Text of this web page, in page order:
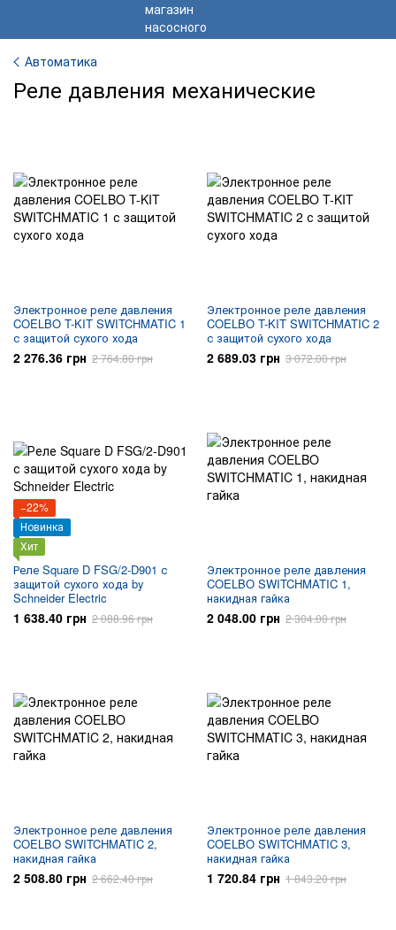
Автоматика
Реле давления механические
Электронное реле давления
COELBO T-KIT SWITCHMATIC 1
с защитой сухого хода
2 276.36 грн 2 764.80 грн
Электронное реле давления
COELBO T-KIT SWITCHMATIC 2
с защитой сухого хода
2 689.03 грн 3 072.00 грн
−22%
Новинка
Хит
Реле Square D FSG/2-D901 с
защитой сухого хода by
Schneider Electric
1 638.40 грн 2 088.96 грн
Электронное реле давления
COELBO SWITCHMATIC 1,
накидная гайка
2 048.00 грн 2 304.00 грн
Электронное реле давления
COELBO SWITCHMATIC 2,
накидная гайка
2 508.80 грн 2 662.40 грн
Электронное реле давления
COELBO SWITCHMATIC 3,
накидная гайка
1 720.84 грн 1 843.20 грн